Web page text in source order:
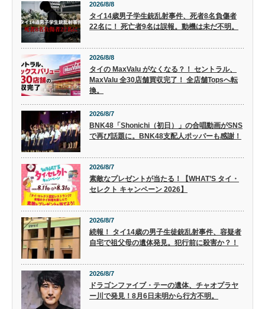
2026/8/8
タイ14歳男子学生銃乱射事件、死者8名負傷者
22名に！ 死亡者9名は誤報。動機は未だ不明。
2026/8/8
タイの MaxValu がなくなる？！ セントラル、
MaxValu 全30店舗買収完了！ 全店舗Topsへ転
換。
2026/8/7
BNK48「Shonichi（初日）」の合唱動画がSNS
で再び話題に。BNK48支配人ポッパーも感謝！
2026/8/7
素敵なプレゼントが当たる！【WHAT’S タイ・
セレクト キャンペーン 2026】
2026/8/7
続報！ タイ14歳の男子生徒銃乱射事件、容疑者
自宅で祖父母の遺体発見。犯行前に殺害か？！
2026/8/7
ドラゴンファイブ・テーの遺体、チャオプラヤ
ー川で発見！8月6日未明から行方不明。